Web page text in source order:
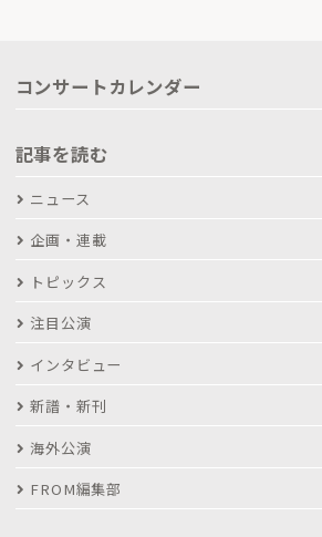
コンサートカレンダー
記事を読む
ニュース
企画・連載
トピックス
注目公演
インタビュー
新譜・新刊
海外公演
FROM編集部